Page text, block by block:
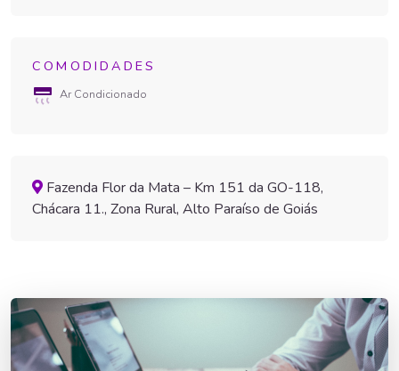
COMODIDADES
Ar Condicionado
Fazenda Flor da Mata – Km 151 da GO-118,
Chácara 11., Zona Rural, Alto Paraíso de Goiás